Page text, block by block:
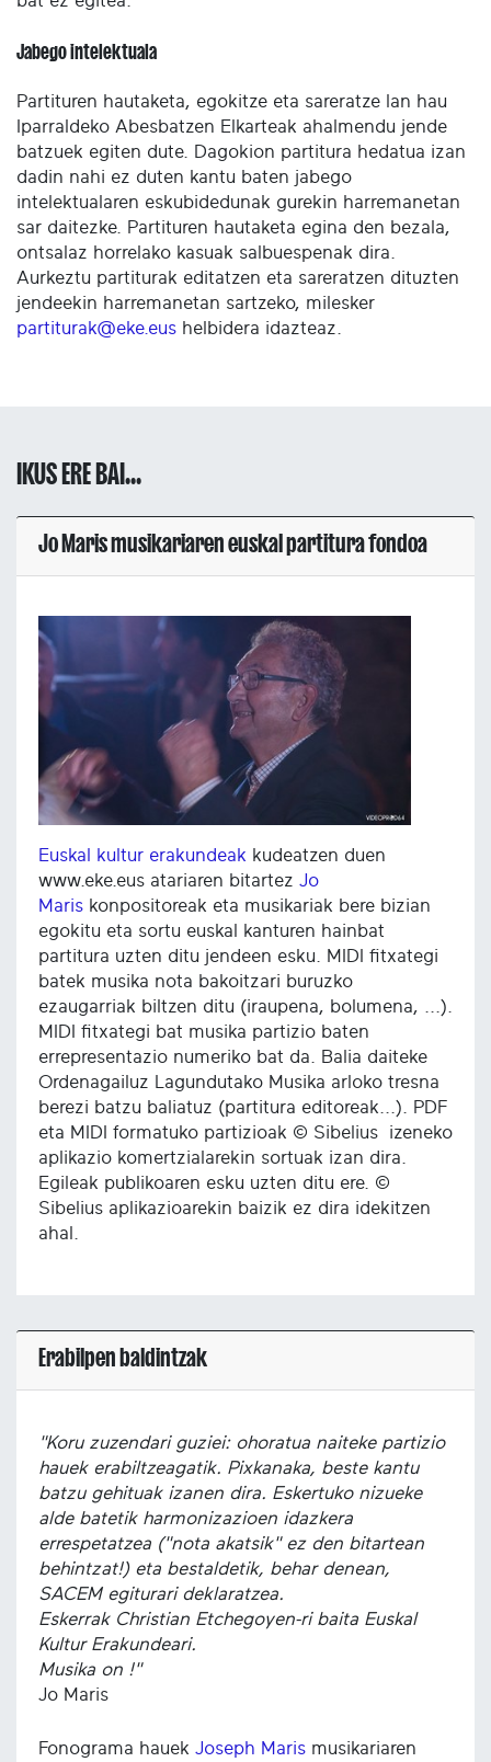
Jabego intelektuala
Partituren hautaketa, egokitze eta sareratze lan hau
Iparraldeko Abesbatzen Elkarteak ahalmendu jende
batzuek egiten dute. Dagokion partitura hedatua izan
dadin nahi ez duten kantu baten jabego
intelektualaren eskubidedunak gurekin harremanetan
sar daitezke. Partituren hautaketa egina den bezala,
ontsalaz horrelako kasuak salbuespenak dira.
Aurkeztu partiturak editatzen eta sareratzen dituzten
jendeekin harremanetan sartzeko, milesker
partiturak@eke.eus helbidera idazteaz.
IKUS ERE BAI...
Jo Maris musikariaren euskal partitura fondoa
Euskal kultur erakundeak kudeatzen duen
www.eke.eus atariaren bitartez Jo
Maris konpositoreak eta musikariak bere bizian
egokitu eta sortu euskal kanturen hainbat
partitura uzten ditu jendeen esku. MIDI fitxategi
batek musika nota bakoitzari buruzko
ezaugarriak biltzen ditu (iraupena, bolumena, ...).
MIDI fitxategi bat musika partizio baten
errepresentazio numeriko bat da. Balia daiteke
Ordenagailuz Lagundutako Musika arloko tresna
berezi batzu baliatuz (partitura editoreak...). PDF
eta MIDI formatuko partizioak © Sibelius izeneko
aplikazio komertzialarekin sortuak izan dira.
Egileak publikoaren esku uzten ditu ere. ©
Sibelius aplikazioarekin baizik ez dira idekitzen
ahal.
Erabilpen baldintzak
"Koru zuzendari guziei: ohoratua naiteke partizio
hauek erabiltzeagatik. Pixkanaka, beste kantu
batzu gehituak izanen dira. Eskertuko nizueke
alde batetik harmonizazioen idazkera
errespetatzea ("nota akatsik" ez den bitartean
behintzat!) eta bestaldetik, behar denean,
SACEM egiturari deklaratzea.
Eskerrak Christian Etchegoyen-ri baita Euskal
Kultur Erakundeari.
Musika on !"
Jo Maris
Fonograma hauek Joseph Maris musikariaren